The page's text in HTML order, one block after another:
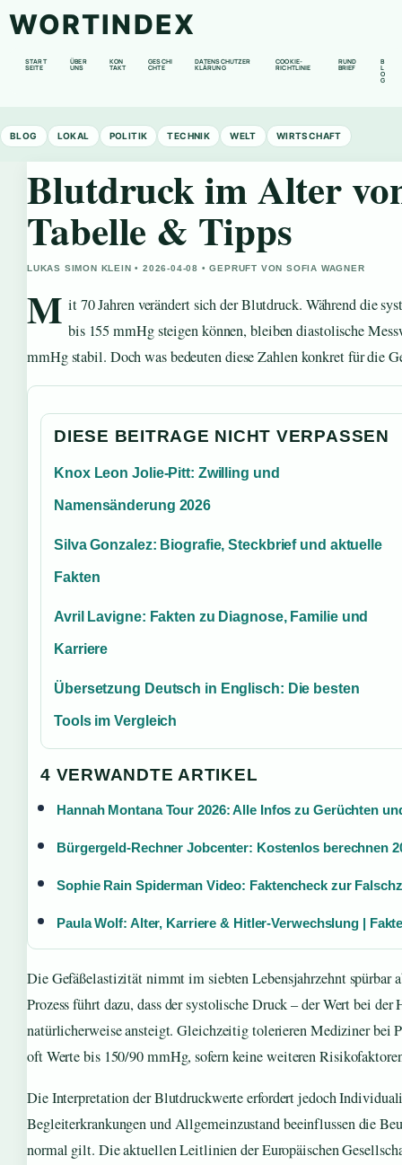
WORTINDEX
START
SEITE
ÜBER
UNS
KON
TAKT
GESCHI
CHTE
DATENSCHUTZER
KLÄRUNG
COOKIE-
RICHTLINIE
RUND
BRIEF
B
L
O
G
BLOG LOKAL POLITIK TECHNIK WELT WIRTSCHAFT
Blutdruck im Alter
Tabelle & Tipps
LUKAS SIMON KLEIN • 2026-04-08 • GEPRUFT VON SOFIA WAGNER
M it 70 Jahren verändert sich der Blutdruck. Während die
bis 155 mmHg steigen können, bleiben diastolische
mmHg stabil. Doch was bedeuten diese Zahlen konkret für die
DIESE BEITRAGE NICHT VERPASSEN
Knox Leon Jolie-Pitt: Zwilling und
Namensänderung 2026
Silva Gonzalez: Biografie, Steckbrief und aktuelle
Fakten
Avril Lavigne: Fakten zu Diagnose, Familie und
Karriere
Übersetzung Deutsch in Englisch: Die besten
Tools im Vergleich
4 VERWANDTE ARTIKEL
Hannah Montana Tour 2026: Alle Infos zu Gerüchten
Bürgergeld-Rechner Jobcenter: Kostenlos berechnen
Sophie Rain Spiderman Video: Faktencheck zur
Paula Wolf: Alter, Karriere & Hitler-Verwechslung |
Die Gefäßelastizität nimmt im siebten Lebensjahrzehnt spürbar
Prozess führt dazu, dass der systolische Druck – der Wert bei
natürlicherweise ansteigt. Gleichzeitig tolerieren Mediziner bei
oft Werte bis 150/90 mmHg, sofern keine weiteren
Die Interpretation der Blutdruckwerte erfordert jedoch
Begleiterkrankungen und Allgemeinzustand beeinflussen die
normal gilt. Die aktuellen Leitlinien der Europäischen